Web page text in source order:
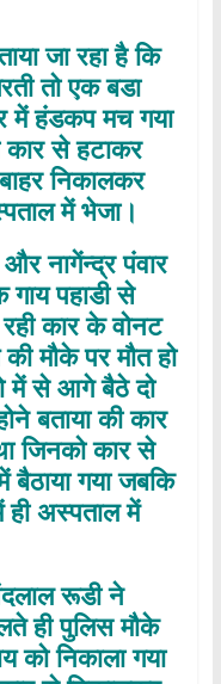
जा रहा है कि
तो एक बडा
में हंडकप मच गया
कार से हटाकर
निकालकर
में भेजा।
नागेंन्द्र पंवार
पहाडी से
कार के वोनट
मौके पर मौत हो
में से आगे बैठे दो
बताया की कार
जिनको कार से
गया जबकि
अस्पताल में
रूडी ने
ही पुलिस मौके
को निकाला गया